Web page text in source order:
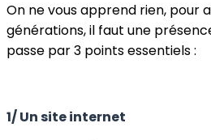
On ne vous apprend rien, pour
générations, il faut une
passe par 3 points essentiels :
1/ Un site internet